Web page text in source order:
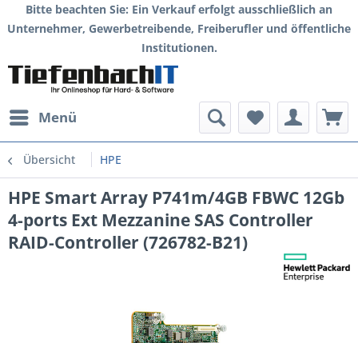
Bitte beachten Sie: Ein Verkauf erfolgt ausschließlich an
Unternehmer, Gewerbetreibende, Freiberufler und öffentliche
Institutionen.
Menü
Übersicht HPE
HPE Smart Array P741m/4GB FBWC 12Gb
4-ports Ext Mezzanine SAS Controller
RAID-Controller (726782-B21)